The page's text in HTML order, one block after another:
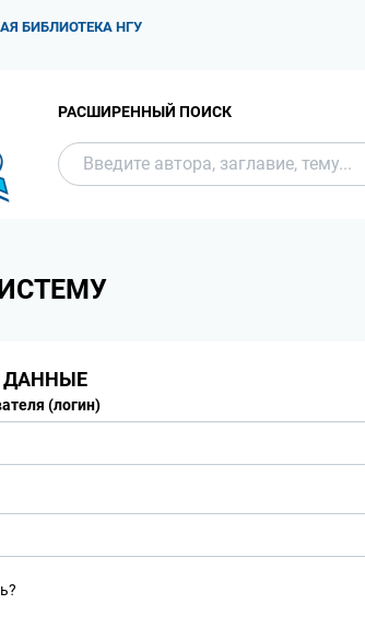
БИБЛИОТЕКА НГУ
РАСШИРЕННЫЙ ПОИСК
ДАННЫЕ
(логин)